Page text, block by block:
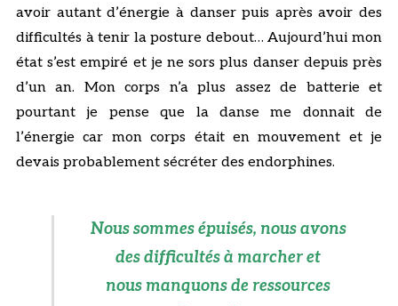
avoir autant d’énergie à danser puis après avoir des
difficultés à tenir la posture debout… Aujourd’hui mon
état s’est empiré et je ne sors plus danser depuis près
d’un an. Mon corps n’a plus assez de batterie et
pourtant je pense que la danse me donnait de
l’énergie car mon corps était en mouvement et je
devais probablement sécréter des endorphines.
Nous sommes épuisés, nous avons
des difficultés à marcher et
nous manquons de ressources